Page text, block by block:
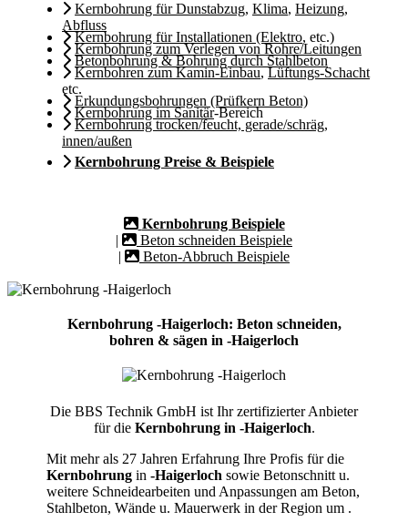
Kernbohrung für Dunstabzug, Klima, Heizung,
Abfluss
Kernbohrung für Installationen (Elektro, etc.)
Kernbohrung zum Verlegen von Rohre/Leitungen
Betonbohrung & Bohrung durch Stahlbeton
Kernbohren zum Kamin-Einbau,Lüftungs-Schacht
etc.
Erkundungsbohrungen (Prüfkern Beton)
Kernbohrung im Sanitär-Bereich
Kernbohrung trocken/feucht, gerade/schräg,
innen/außen
Kernbohrung Preise & Beispiele
Kernbohrung Beispiele
|
Beton schneiden Beispiele
|
Beton-Abbruch Beispiele
Kernbohrung -Haigerloch: Beton schneiden,
bohren & sägen in -Haigerloch
Die BBS Technik GmbH ist Ihr zertifizierter Anbieter
für die Kernbohrung in -Haigerloch.
Mit mehr als 27 Jahren Erfahrung Ihre Profis für die
Kernbohrung in-Haigerloch sowie Betonschnitt u.
weitere Schneidearbeiten und Anpassungen am Beton,
Stahlbeton, Wände u. Mauerwerk in der Region um .